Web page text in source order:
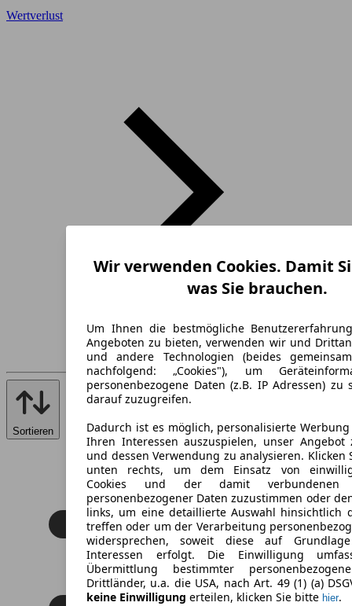
Wertverlust
Sortieren
Wir verwenden Cookies. Damit
was Sie brauchen.
Um Ihnen die bestmögliche
Angeboten zu bieten, verwenden wir und
und andere Technologien (beides
nachfolgend: „Cookies"), um
personenbezogene Daten (z.B. IP Adressen) zu
darauf zuzugreifen.
Dadurch ist es möglich, personalisierte
Ihren Interessen auszuspielen, unser Angebot
und dessen Verwendung zu analysieren. Klicken
unten rechts, um dem Einsatz von
Cookies und der damit verbundenen
personenbezogener Daten zuzustimmen oder
links, um eine detaillierte Auswahl hinsichtlich
treffen oder um der Verarbeitung
widersprechen, soweit diese auf
Interessen erfolgt. Die Einwilligung
Übermittlung bestimmter
Drittländer, u.a. die USA, nach Art. 49 (1) (a)
keine Einwilligung erteilen, klicken Sie bitte hier.